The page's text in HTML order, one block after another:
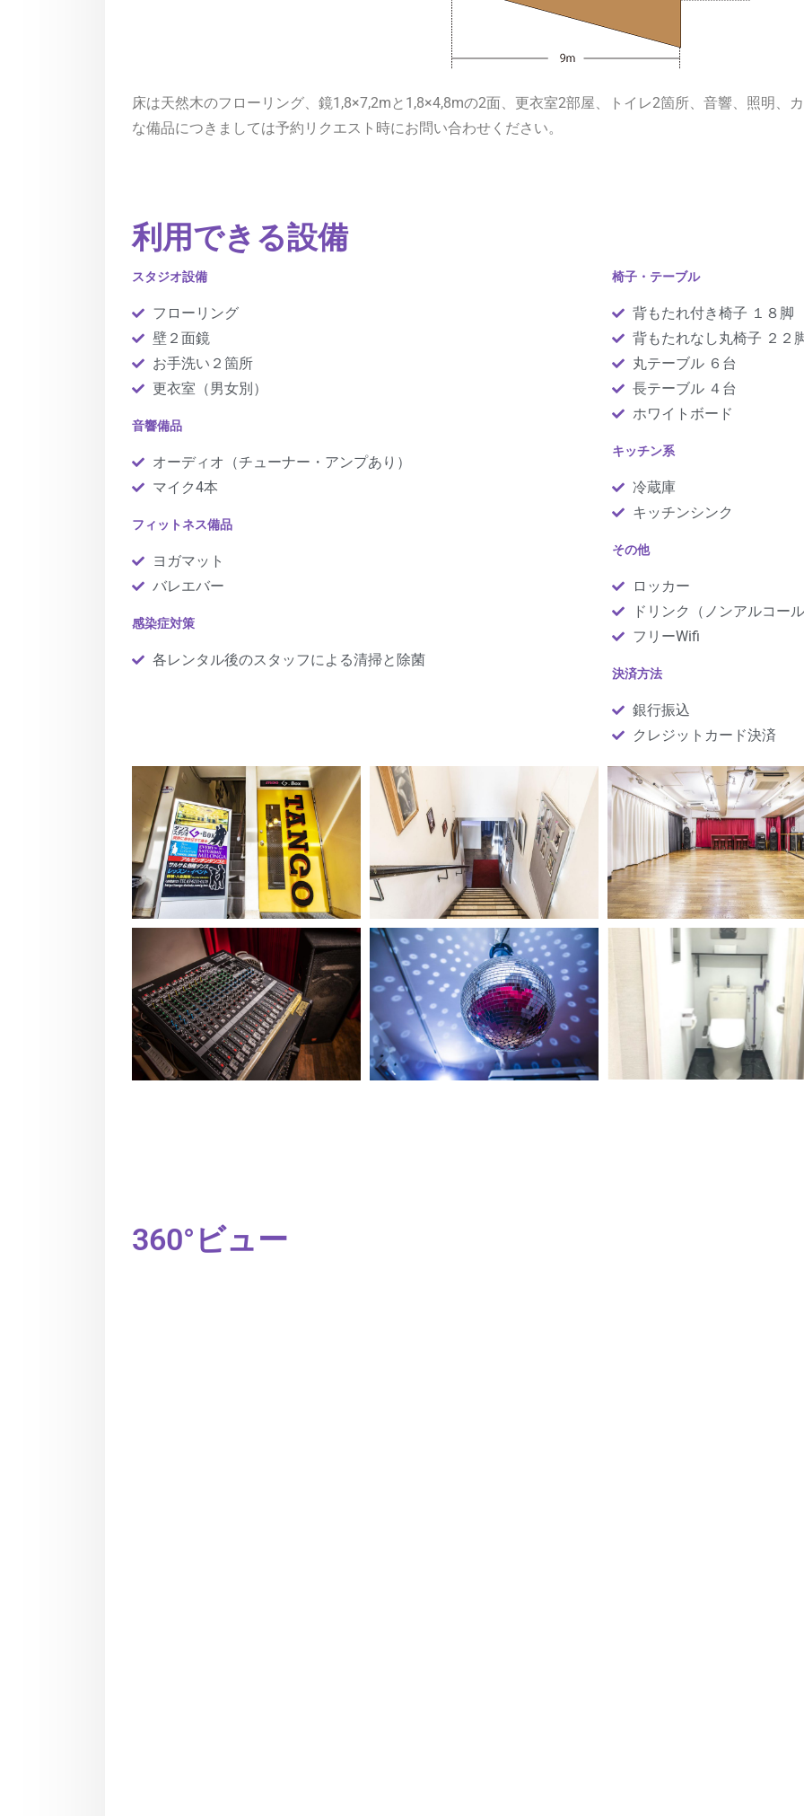
床は天然木のフローリング、鏡1,8×7,2mと1,8×4,8mの2面、更衣室2部屋、トイレ2箇所、音響、照明、
な備品につきましては予約リクエスト時にお問い合わせください。
利用できる設備
スタジオ設備
フローリング
壁２面鏡
お手洗い２箇所
更衣室（男女別）
音響備品
オーディオ（チューナー・アンプあり）
マイク4本
フィットネス備品
ヨガマット
バレエバー
感染症対策
各レンタル後のスタッフによる清掃と除菌
椅子・テーブル
背もたれ付き椅子 １８脚
背もたれなし丸椅子 ２２
丸テーブル ６台
長テーブル ４台
ホワイトボード
キッチン系
冷蔵庫
キッチンシンク
その他
ロッカー
ドリンク（ノンアルコー
フリーWifi
決済方法
銀行振込
クレジットカード決済
360°ビュー